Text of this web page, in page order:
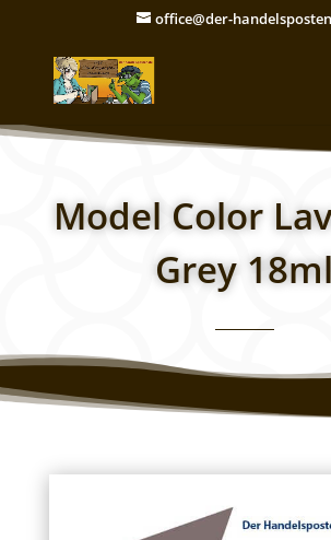
office@der-
Model Color
Grey 18ml